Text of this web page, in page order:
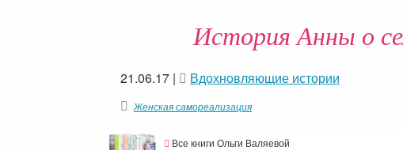
История Анны о
21.06.17 | Вдохновляющие истории
Женская самореализация
Все книги Ольги Валяевой